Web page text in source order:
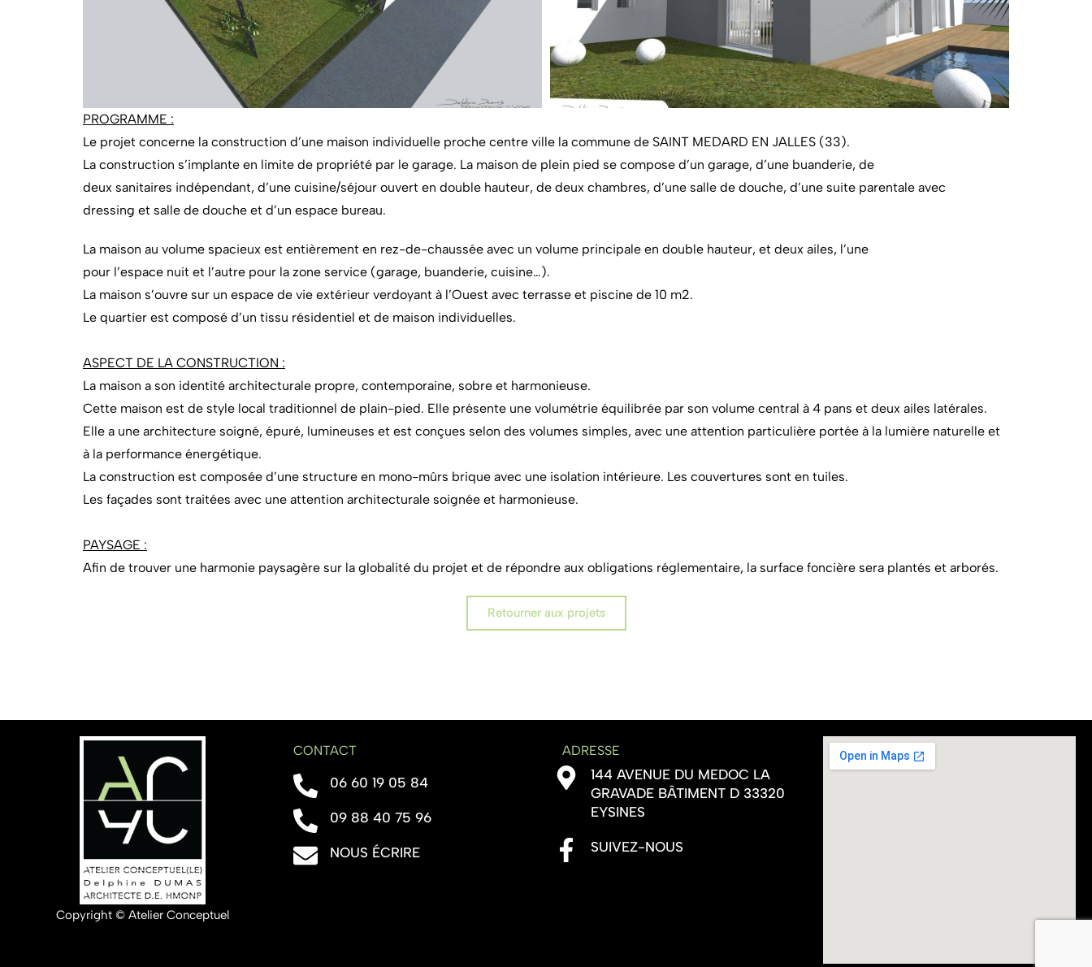
PROGRAMME :
Le projet concerne la construction d’une maison individuelle proche centre ville la commune de SAINT MEDARD EN JALLES (33).
La construction s’implante en limite de propriété par le garage. La maison de plein pied se compose d’un garage, d’une buanderie, de
deux sanitaires indépendant, d’une cuisine/séjour ouvert en double hauteur, de deux chambres, d’une salle de douche, d’une suite parentale avec
dressing et salle de douche et d’un espace bureau.
La maison au volume spacieux est entièrement en rez-de-chaussée avec un volume principale en double hauteur, et deux ailes, l’une
pour l’espace nuit et l’autre pour la zone service (garage, buanderie, cuisine…).
La maison s’ouvre sur un espace de vie extérieur verdoyant à l’Ouest avec terrasse et piscine de 10 m2.
Le quartier est composé d’un tissu résidentiel et de maison individuelles.
ASPECT DE LA CONSTRUCTION :
La maison a son identité architecturale propre, contemporaine, sobre et harmonieuse.
Cette maison est de style local traditionnel de plain-pied. Elle présente une volumétrie équilibrée par son volume central à 4 pans et deux ailes latérales.
Elle a une architecture soigné, épuré, lumineuses et est conçues selon des volumes simples, avec une attention particulière portée à la lumière naturelle et
à la performance énergétique.
La construction est composée d’une structure en mono-mûrs brique avec une isolation intérieure. Les couvertures sont en tuiles.
Les façades sont traitées avec une attention architecturale soignée et harmonieuse.
PAYSAGE :
Afin de trouver une harmonie paysagère sur la globalité du projet et de répondre aux obligations réglementaire, la surface foncière sera plantés et arborés.
Retourner aux projets
Copyright © Atelier Conceptuel
CONTACT
06 60 19 05 84
09 88 40 75 96
NOUS ÉCRIRE
ADRESSE
144 AVENUE DU MEDOC LA
GRAVADE BÂTIMENT D 33320
EYSINES
SUIVEZ-NOUS